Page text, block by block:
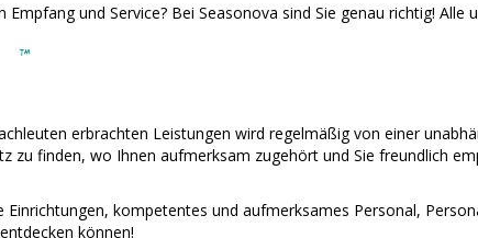
Empfang und Service? Bei Seasonova sind Sie genau richtig!
™
erbrachten Leistungen wird regelmäßig von einer
zu finden, wo Ihnen aufmerksam zugehört und Sie freundlich
kompetentes und aufmerksames Personal,
können!